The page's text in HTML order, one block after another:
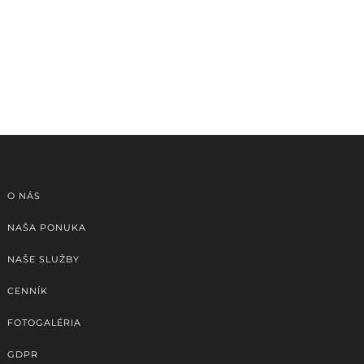
O NÁS
NAŠA PONUKA
NAŠE SLUŽBY
CENNÍK
FOTOGALÉRIA
GDPR